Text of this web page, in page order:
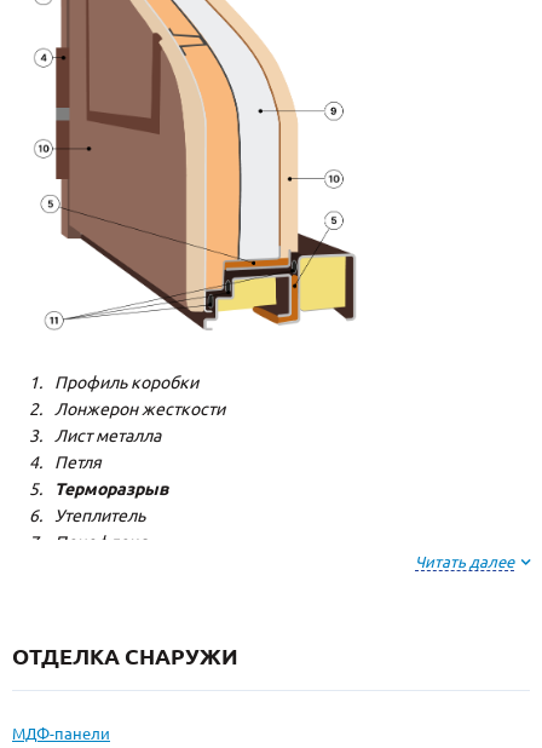
Профиль коробки
Лонжерон жесткости
Лист металла
Петля
Терморазрыв
Утеплитель
Пенофлекс
Резиновый уплотнитель
Читать далее
ОТДЕЛКА СНАРУЖИ
МДФ-панели